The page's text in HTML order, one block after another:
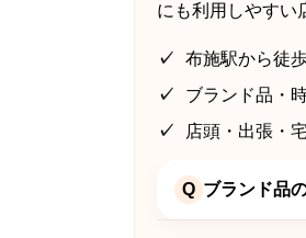
にも利用しやすい
布施駅から徒
ブランド品・
店頭・出張・
Q ブランド品